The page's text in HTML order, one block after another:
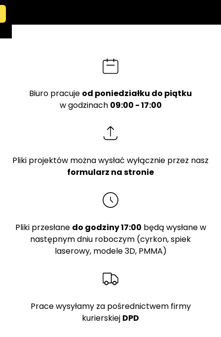
Biuro pracuje od poniedziałku do piątku
w godzinach 09:00 - 17:00
Pliki projektów można wysłać wyłącznie przez nasz
formularz na stronie
Pliki przesłane do godziny 17:00 będą wysłane w
następnym dniu roboczym (cyrkon, spiek
laserowy, modele 3D, PMMA)
Prace wysyłamy za pośrednictwem firmy
kurierskiej DPD